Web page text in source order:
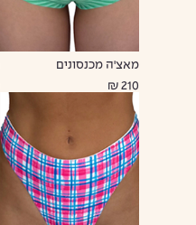
מאצ'ה מכנסונים
210 ₪